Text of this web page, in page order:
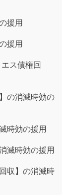
援用
援用
ス債権回
の消滅時効の
時効の援用
滅時効の援用
収】の消滅時